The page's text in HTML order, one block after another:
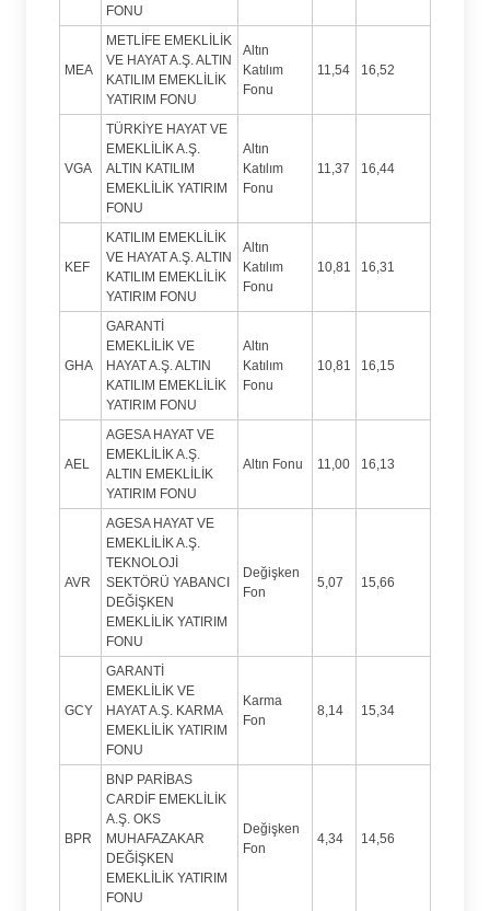
FONU
MEA
METLİFE EMEKLİLİK
VE HAYAT A.Ş. ALTIN
KATILIM EMEKLİLİK
YATIRIM FONU
Altın
Katılım
Fonu
11,54 16,52
VGA
TÜRKİYE HAYAT VE
EMEKLİLİK A.Ş.
ALTIN KATILIM
EMEKLİLİK YATIRIM
FONU
Altın
Katılım
Fonu
11,37 16,44
KEF
KATILIM EMEKLİLİK
VE HAYAT A.Ş. ALTIN
KATILIM EMEKLİLİK
YATIRIM FONU
Altın
Katılım
Fonu
10,81 16,31
GHA
GARANTİ
EMEKLİLİK VE
HAYAT A.Ş. ALTIN
KATILIM EMEKLİLİK
YATIRIM FONU
Altın
Katılım
Fonu
10,81 16,15
AEL
AGESA HAYAT VE
EMEKLİLİK A.Ş.
ALTIN EMEKLİLİK
YATIRIM FONU
Altın Fonu 11,00 16,13
AVR
AGESA HAYAT VE
EMEKLİLİK A.Ş.
TEKNOLOJİ
SEKTÖRÜ YABANCI
DEĞİŞKEN
EMEKLİLİK YATIRIM
FONU
Değişken
Fon
5,07 15,66
GCY
GARANTİ
EMEKLİLİK VE
HAYAT A.Ş. KARMA
EMEKLİLİK YATIRIM
FONU
Karma
Fon
8,14 15,34
BPR
BNP PARİBAS
CARDİF EMEKLİLİK
A.Ş. OKS
MUHAFAZAKAR
DEĞİŞKEN
EMEKLİLİK YATIRIM
FONU
Değişken
Fon
4,34 14,56